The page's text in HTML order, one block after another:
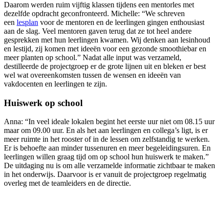
Daarom werden ruim vijftig klassen tijdens een mentorles met
dezelfde opdracht geconfronteerd. Michelle: “We schreven
een lesplan voor de mentoren en de leerlingen gingen enthousiast
aan de slag. Veel mentoren gaven terug dat ze tot heel andere
gesprekken met hun leerlingen kwamen. Wij denken aan lesinhoud
en lestijd, zij komen met ideeën voor een gezonde smoothiebar en
meer planten op school.” Nadat alle input was verzameld,
destilleerde de projectgroep er de grote lijnen uit en bleken er best
wel wat overeenkomsten tussen de wensen en ideeën van
vakdocenten en leerlingen te zijn.
Huiswerk op school
Anna: “In veel ideale lokalen begint het eerste uur niet om 08.15 uur
maar om 09.00 uur. En als het aan leerlingen en collega’s ligt, is er
meer ruimte in het rooster of in de lessen om zelfstandig te werken.
Er is behoefte aan minder tussenuren en meer begeleidingsuren. En
leerlingen willen graag tijd om op school hun huiswerk te maken.”
De uitdaging nu is om alle verzamelde informatie zichtbaar te maken
in het onderwijs. Daarvoor is er vanuit de projectgroep regelmatig
overleg met de teamleiders en de directie.